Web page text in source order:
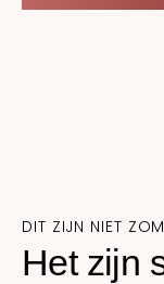
DIT ZIJN NIET
Het zijn